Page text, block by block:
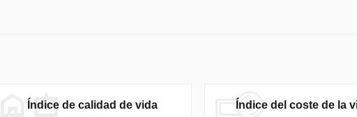
Índice de calidad de vida Índice del coste de la